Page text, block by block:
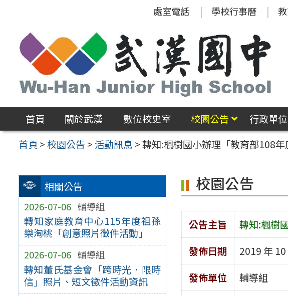
區
處室電話 學校行事曆
首頁 關於武漢 數位校史室 校園公告 行政單位
首頁 >校園公告 > 活動訊息 >轉知:楓樹國小辦理「教育部108
相關公告
2026-07-06 輔導組
轉知家庭教育中心115年度祖孫
樂淘桃「創意照片徵件活動」
2026-07-06 輔導組
轉知董氏基金會「跨時光．限時
信」照片、短文徵件活動資訊
校園公告
公告主旨
轉知:楓樹
發佈日期
2019 年 10
發佈單位
輔導組